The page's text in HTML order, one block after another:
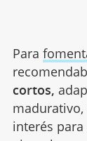
Para
cortos,
madurativo,
interés